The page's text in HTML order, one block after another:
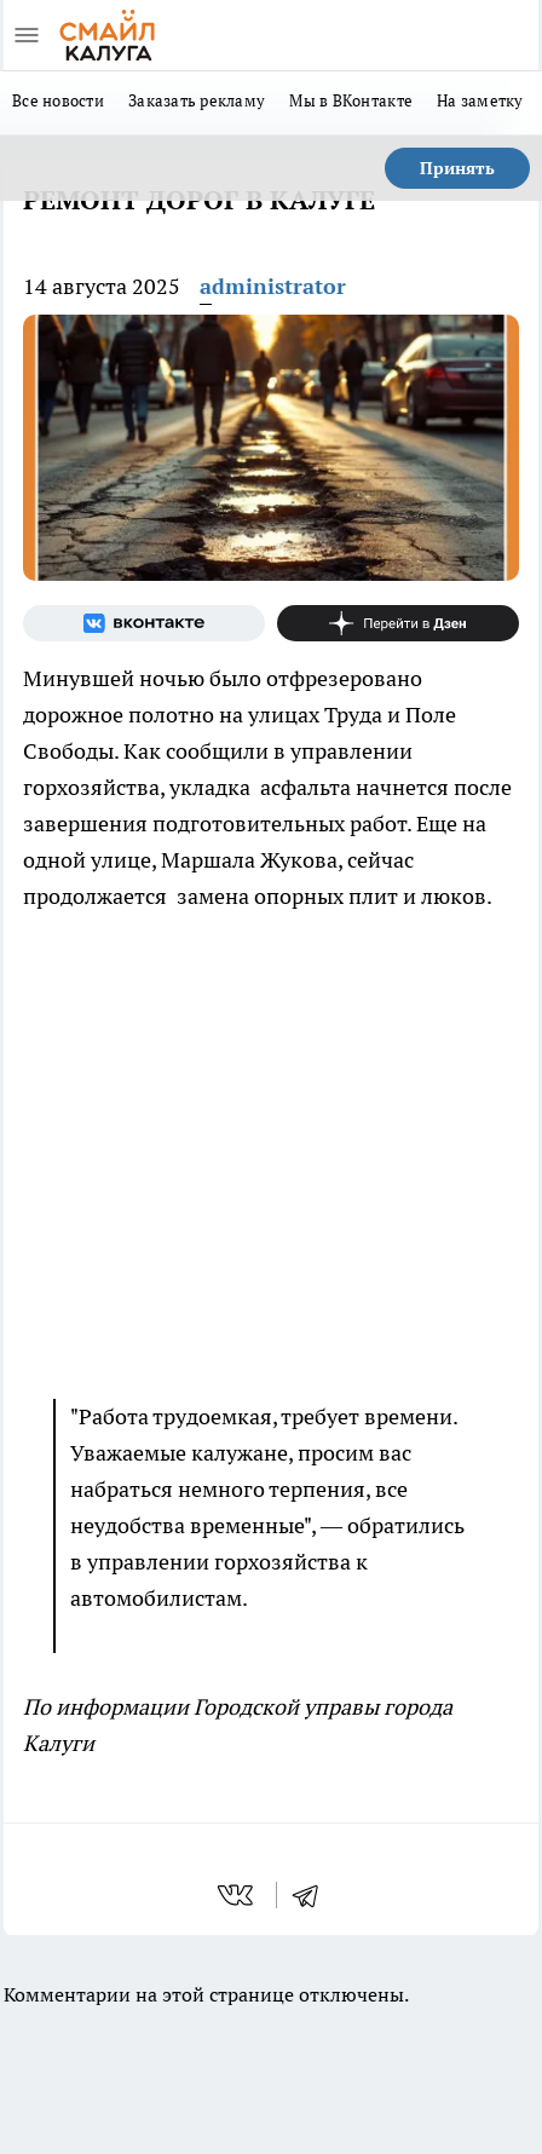
Все новости Заказать рекламу Мы в ВКонтакте На заметку
Принять
РЕМОНТ ДОРОГ В КАЛУГЕ
14 августа 2025 administrator
Минувшей ночью было отфрезеровано
дорожное полотно на улицах Труда и Поле
Свободы. Как сообщили в управлении
горхозяйства, укладка асфальта начнется после
завершения подготовительных работ. Еще на
одной улице, Маршала Жукова, сейчас
продолжается замена опорных плит и люков.
"Работа трудоемкая, требует времени.
Уважаемые калужане, просим вас
набраться немного терпения, все
неудобства временные", — обратились
в управлении горхозяйства к
автомобилистам.
По информации Городской управы города
Калуги
Комментарии на этой странице отключены.